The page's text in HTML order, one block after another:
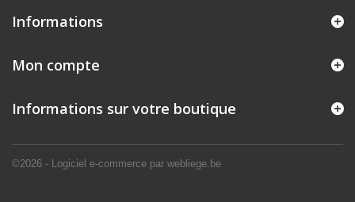
Informations
©2026 - Logiciel e-commerce par webliege.be
Mon compte
Informations sur votre boutique